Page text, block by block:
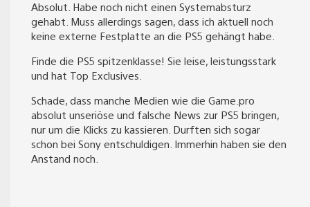
Absolut. Habe noch nicht einen Systemabsturz
gehabt. Muss allerdings sagen, dass ich aktuell noch
keine externe Festplatte an die PS5 gehängt habe.
Finde die PS5 spitzenklasse! Sie leise, leistungsstark
und hat Top Exclusives.
Schade, dass manche Medien wie die Game.pro
absolut unseriöse und falsche News zur PS5 bringen,
nur um die Klicks zu kassieren. Durften sich sogar
schon bei Sony entschuldigen. Immerhin haben sie den
Anstand noch.